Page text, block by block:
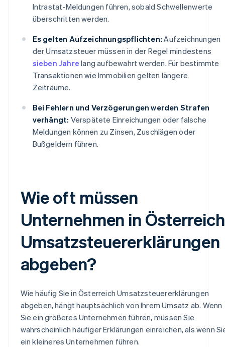
Intrastat-Meldungen führen, sobald Schwellenwerte
überschritten werden.
Es gelten Aufzeichnungspflichten: Aufzeichnungen
der Umsatzsteuer müssen in der Regel mindestens
sieben Jahre lang aufbewahrt werden. Für bestimmte
Transaktionen wie Immobilien gelten längere
Zeiträume.
Bei Fehlern und Verzögerungen werden Strafen
verhängt: Verspätete Einreichungen oder falsche
Meldungen können zu Zinsen, Zuschlägen oder
Bußgeldern führen.
Wie oft müssen
Unternehmen in Österreich
Umsatzsteuererklärungen
abgeben?
Wie häufig Sie in Österreich Umsatzsteuererklärungen
abgeben, hängt hauptsächlich von Ihrem Umsatz ab. Wenn
Sie ein größeres Unternehmen führen, müssen Sie
wahrscheinlich häufiger Erklärungen einreichen, als wenn
ein kleineres Unternehmen führen.